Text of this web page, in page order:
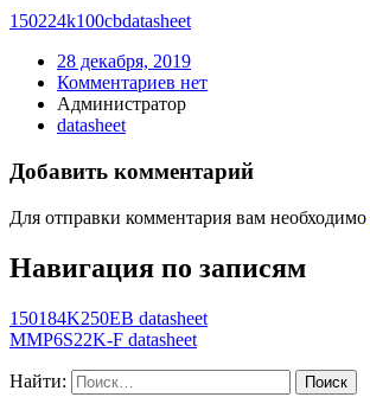
150224k100cbdatasheet
28 декабря, 2019
Комментариев нет
Администратор
datasheet
Добавить комментарий
Для отправки комментария вам необходимо
Навигация по записям
150184K250EB datasheet
MMP6S22K-F datasheet
Найти: